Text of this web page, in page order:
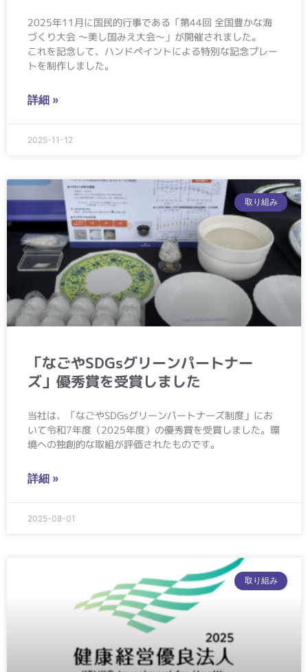
2025年11月に国民的行事である「第44回 全国豊かな海
づくり大会 ～美し国みえ大会～」が開催されました。
これを記念して、ハンドペイントによる特別な記念プレー
トを制作しました。
詳細 »
2025-11-12
取り組み
「なごやSDGsグリーンパートナー
ズ」優秀賞を受賞しました
当社は、「なごやSDGsグリーンパートナーズ制度」にお
いて令和7年度（2025年度）の優秀賞を受賞しました。環
境への独創的な取組が評価されたものです。
詳細 »
2025-08-01
取り組み